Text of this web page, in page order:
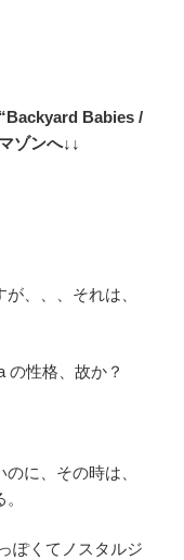
Babies /
ゾンへ↓↓
、、、それは、
の性格、故か？
に、その時は、
ぽくてノスタルジ